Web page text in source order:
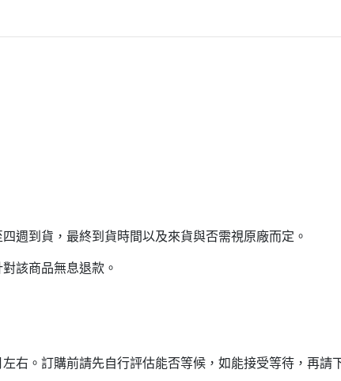
週到貨，最終到貨時間以及來貨與否需視原廠而定。
該商品無息退款。
右。訂購前請先自行評估能否等候，如能接受等待，再請